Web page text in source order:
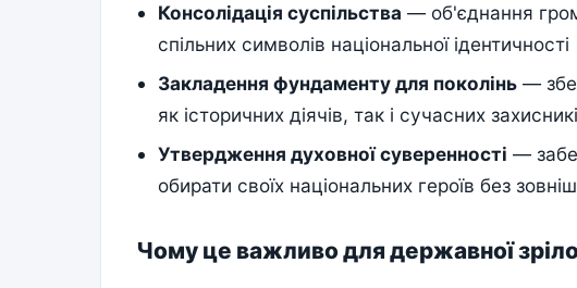
Консолідація суспільства — об'єднання
спільних символів національної ідентичності
Закладення фундаменту для поколінь —
як історичних діячів, так і сучасних
Утвердження духовної суверенності —
обирати своїх національних героїв без
Чому це важливо для державної